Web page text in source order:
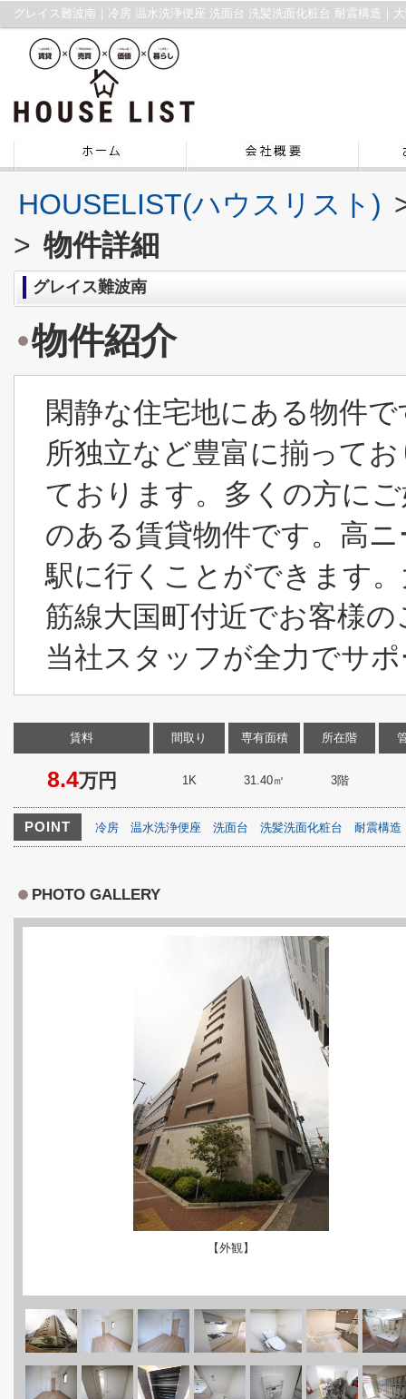
HOUSELIST(ハウスリスト)
> 物件詳細
グレイス難波南
物件紹介
閑静な住宅地にある物件
所独立など豊富に揃って
ております。多くの方に
のある賃貸物件です。高
駅に行くことができます
筋線大国町付近でお客様
当社スタッフが全力でサ
賃料
8.4万円
間取り
1K
専有面積
31.40㎡
所在階
3階
POINT 冷房 温水洗浄便座 洗面台 洗髪洗面化粧台 耐震構造
PHOTO GALLERY
【外観】